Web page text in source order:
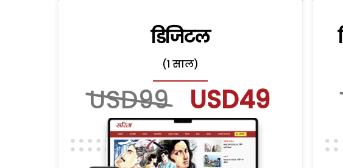
डिजिटल
(1 साल)
USD99 USD49